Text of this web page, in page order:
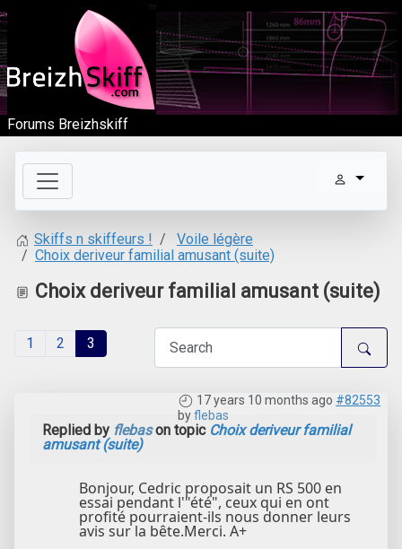
Forums Breizhskiff
Skiffs n skiffeurs !
Voile légère
Choix deriveur familial amusant (suite)
Choix deriveur familial amusant (suite)
1 2 3
17 years 10 months ago #82553
byflebas
Replied by flebason topic Choix deriveur familial
amusant (suite)
Bonjour, Cedric proposait un RS 500 en
essai pendant l'"été", ceux qui en ont
profité pourraient-ils nous donner leurs
avis sur la bête.Merci. A+